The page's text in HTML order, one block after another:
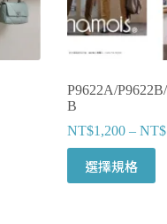
P9622A/
B
NT$1,200– NT$
選擇規格
產